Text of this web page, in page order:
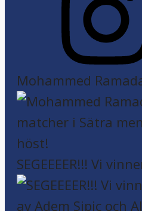
Mohammed
SEGEEEER!!! Vi